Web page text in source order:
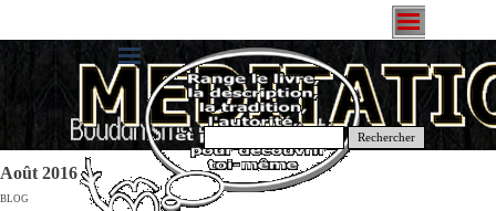
Rechercher
Août 2016
BLOG